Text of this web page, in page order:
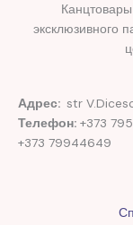
эксклюзивного
Адрес: str
Телефон: +373
+373 79944649